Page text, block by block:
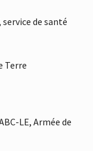
de santé
Terre
LE, Armée de